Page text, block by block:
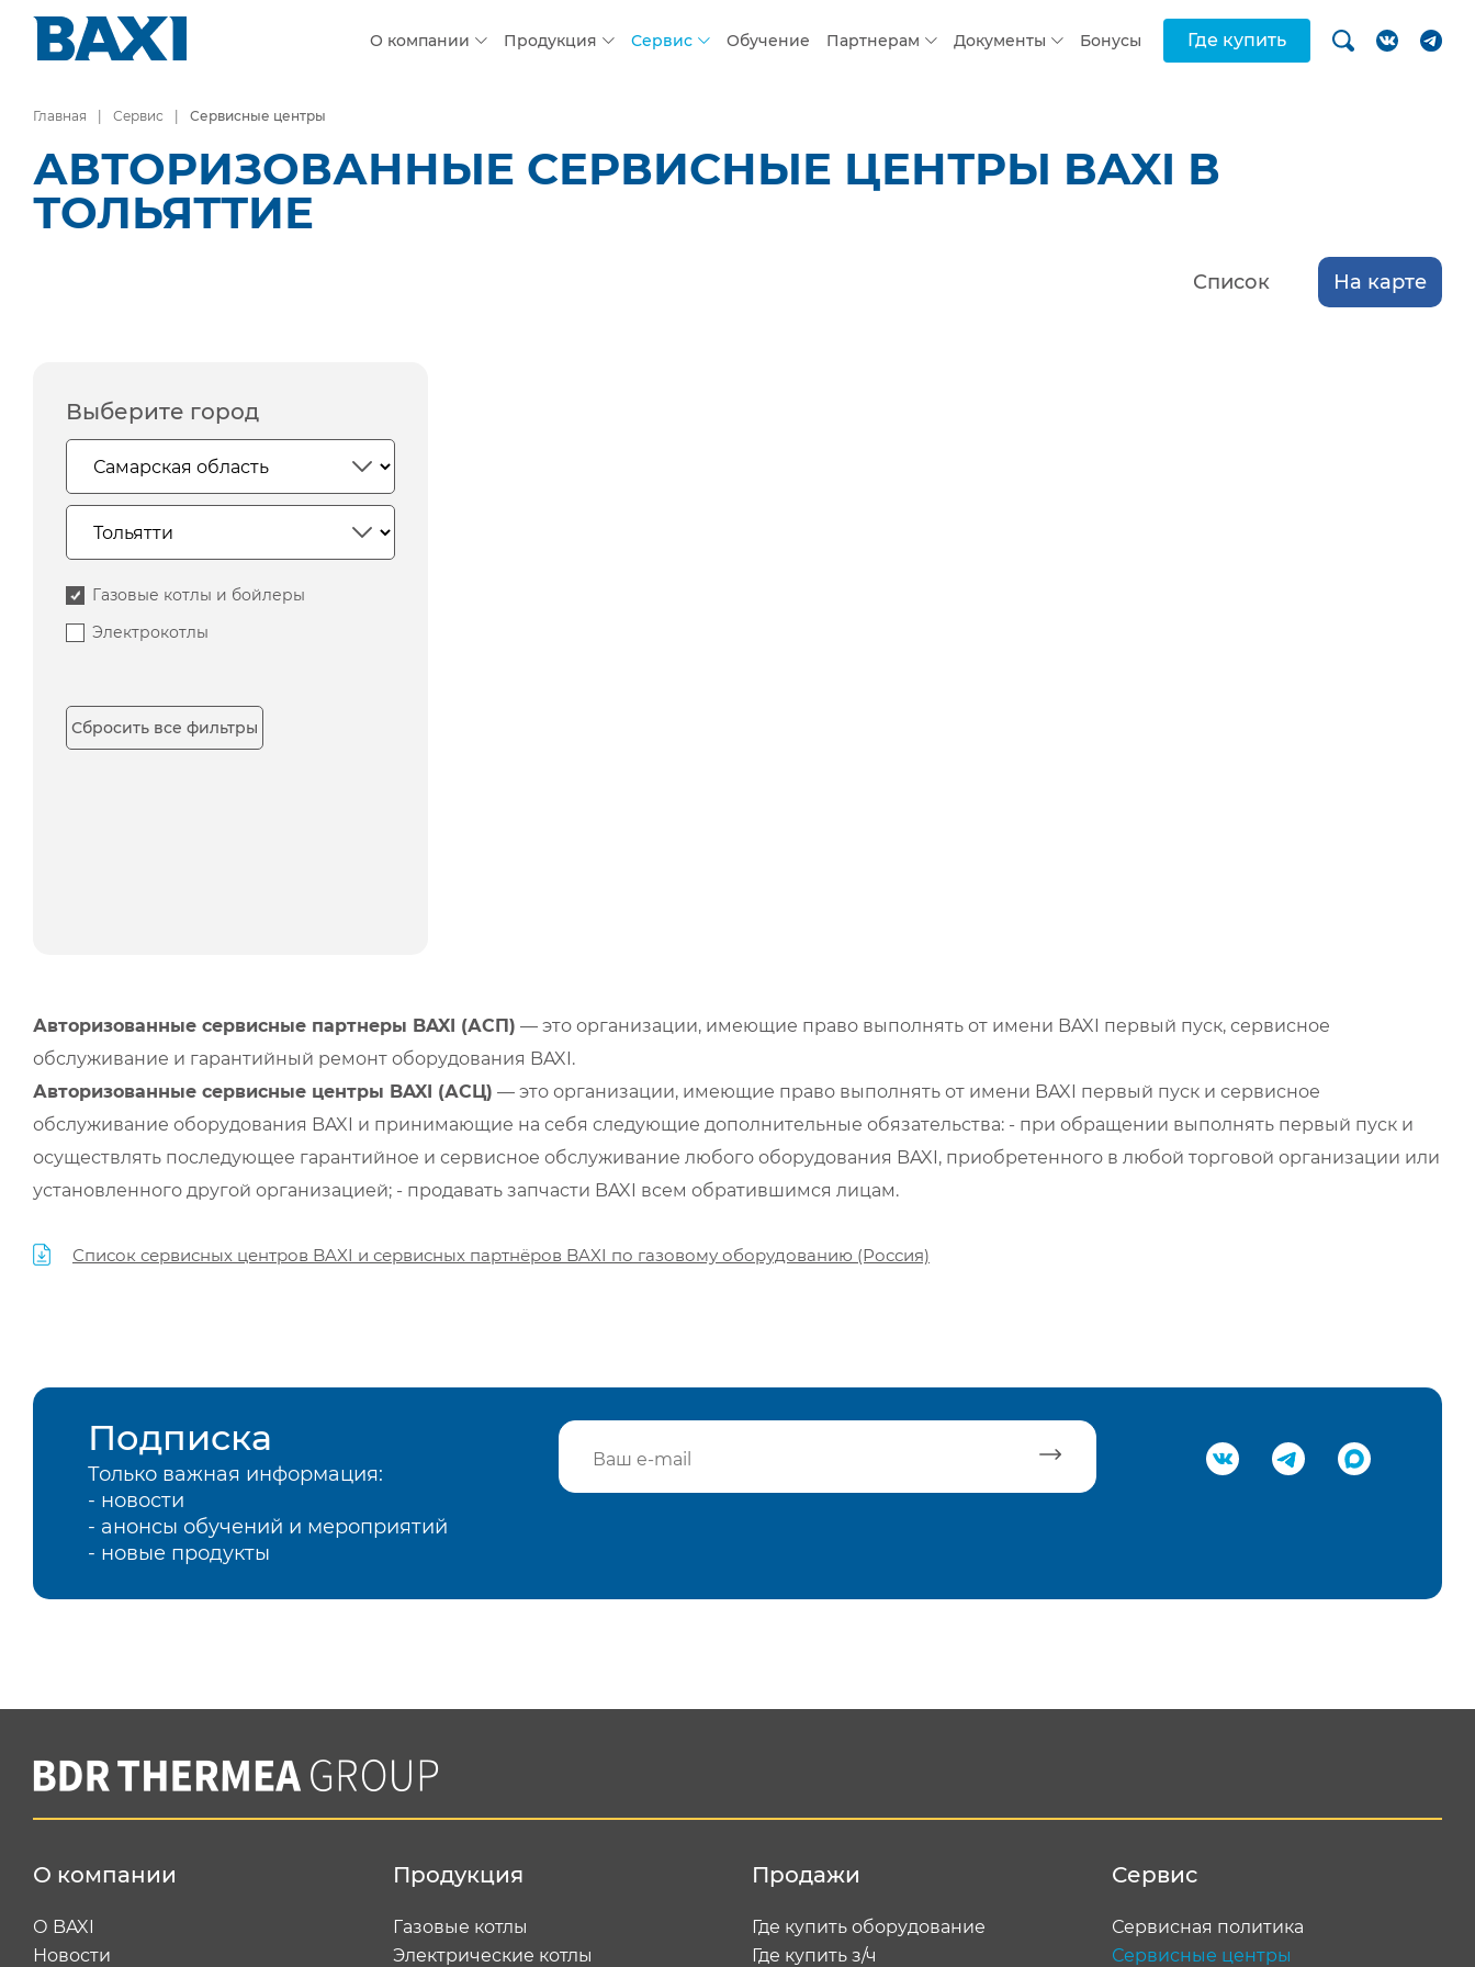
О компании Продукция Сервис Обучение Партнерам Документы Бонусы Где купить
Главная Сервис Сервисные центры
АВТОРИЗОВАННЫЕ СЕРВИСНЫЕ ЦЕНТРЫ BAXI В
ТОЛЬЯТТИЕ
Список На карте
Выберите город
Газовые котлы и бойлеры
Электрокотлы
Сбросить все фильтры
Авторизованные сервисные партнеры BAXI (АСП) — это организации, имеющие право выполнять от имени BAXI первый пуск, сервисное
обслуживание и гарантийный ремонт оборудования BAXI.
Авторизованные сервисные центры BAXI (АСЦ) — это организации, имеющие право выполнять от имени BAXI первый пуск и сервисное
обслуживание оборудования BAXI и принимающие на себя следующие дополнительные обязательства: - при обращении выполнять первый пуск и
осуществлять последующее гарантийное и сервисное обслуживание любого оборудования BAXI, приобретенного в любой торговой организации или
установленного другой организацией; - продавать запчасти BAXI всем обратившимся лицам.
Список сервисных центров BAXI и сервисных партнёров BAXI по газовому оборудованию (Россия)
Подписка
Только важная информация:
- новости
- анонсы обучений и мероприятий
- новые продукты
О компании
О BAXI
Новости
Продукция
Газовые котлы
Электрические котлы
Продажи
Где купить оборудование
Где купить з/ч
Сервис
Сервисная политика
Сервисные центры